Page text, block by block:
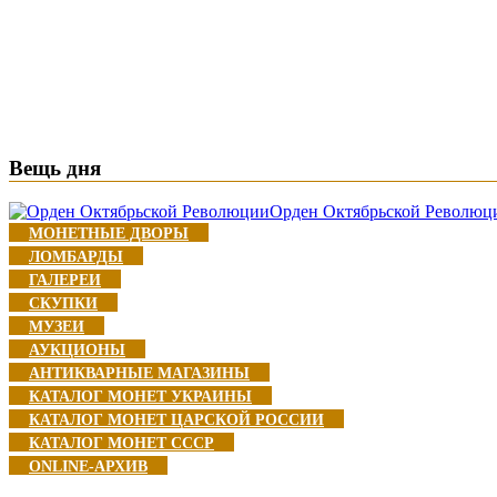
Вещь дня
Орден Октябрьской
МОНЕТНЫЕ ДВОРЫ
ЛОМБАРДЫ
ГАЛЕРЕИ
СКУПКИ
МУЗЕИ
АУКЦИОНЫ
АНТИКВАРНЫЕ МАГАЗИНЫ
КАТАЛОГ МОНЕТ УКРАИНЫ
КАТАЛОГ МОНЕТ ЦАРСКОЙ РОССИИ
КАТАЛОГ МОНЕТ CCCР
ONLINE-АРХИВ